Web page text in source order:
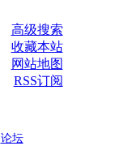
高级搜索
收藏本站
网站地图
RSS订阅
论坛